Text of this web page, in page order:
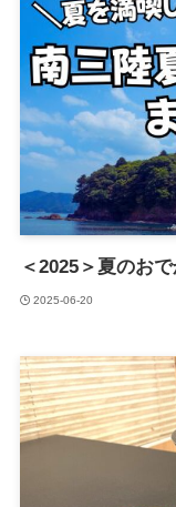
＜2025＞夏のお
2025-06-20